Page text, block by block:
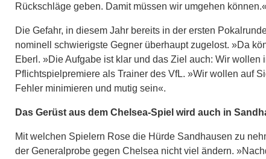
Rückschläge geben. Damit müssen wir umgehen können.«
Die Gefahr, in diesem Jahr bereits in der ersten
nominell schwierigste Gegner überhaupt zugelost. »Da
Eberl. »Die Aufgabe ist klar und das Ziel auch: Wir
Pflichtspielpremiere als Trainer des VfL. »Wir wollen auf
Fehler minimieren und mutig sein«.
Das Gerüst aus dem Chelsea-Spiel wird auch in
Mit welchen Spielern Rose die Hürde Sandhausen zu
der Generalprobe gegen Chelsea nicht viel ändern.